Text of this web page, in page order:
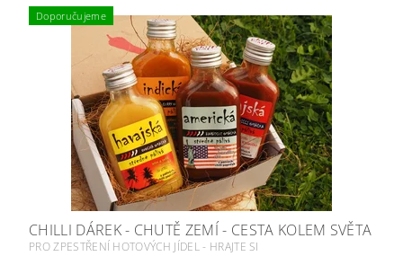
Doporučujeme
CHILLI DÁREK - CHUTĚ ZEMÍ - CESTA KOLEM SVĚTA
PRO ZPESTŘENÍ HOTOVÝCH JÍDEL - HRAJTE SI